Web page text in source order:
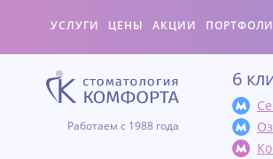
УСЛУГИ ЦЕНЫ АКЦИИ
Работаем с 1988 года
6